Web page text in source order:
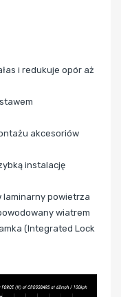
i redukuje opór aż
akcesoriów
instalację
laminarny powietrza
wiatrem
(Integrated Lock